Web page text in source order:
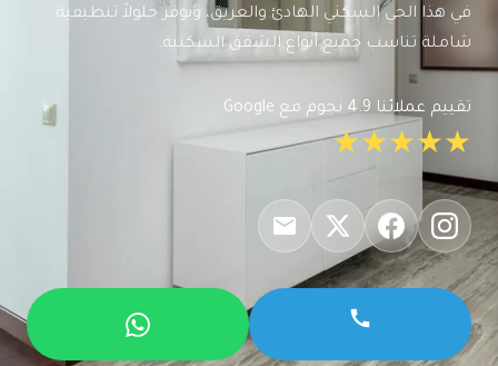
في هذا الحي السكني الهادئ والعريق، ونوفر حلولاً تنظيفية
شاملة تناسب جميع أنواع الشقق السكنية.
تقييم عملائنا 4.9 نجوم مع Google
★★★★★